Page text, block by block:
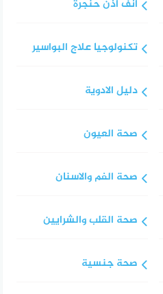
انف اذن حنجرة
تكنولوجيا علاج البواسير
دليل الادوية
صحة العيون
صحة الفم والاسنان
صحة القلب والشرايين
صحة جنسية